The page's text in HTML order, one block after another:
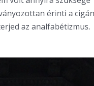
érinti a
az analfabétizmus.